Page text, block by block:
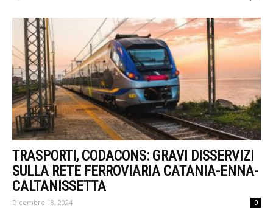
TRASPORTI, CODACONS: GRAVI DISSERVIZI
SULLA RETE FERROVIARIA CATANIA-ENNA-
CALTANISSETTA
Dicembre 18, 2024 0